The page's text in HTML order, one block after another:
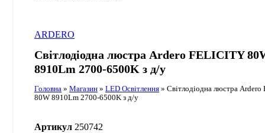
ARDERO
Світлодіодна люстра Ardero FELICITY
8910Lm 2700-6500K з д/у
Головна » Магазин » LED Освітлення » Світлодіодна люстра
80W 8910Lm 2700-6500K з д/у
Артикул 250742